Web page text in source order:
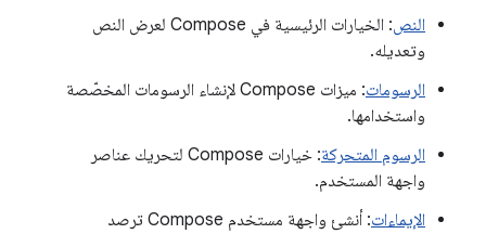
النص
: الخيارات الرئيسية في Compose لعرض النص
وتعديله.
الرسومات
: ميزات Compose لإنشاء الرسومات المخصّصة
واستخدامها.
الرسوم المتحركة
: خيارات Compose لتحريك عناصر
واجهة المستخدم.
الإيماءات
: أنشئ واجهة مستخدم Compose ترصد